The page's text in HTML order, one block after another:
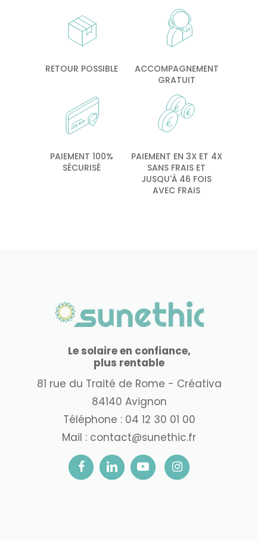
RETOUR POSSIBLE
ACCOMPAGNEMENT
GRATUIT
PAIEMENT 100%
SÉCURISÉ
PAIEMENT EN 3X ET 4X
SANS FRAIS ET
JUSQU'À 46 FOIS
AVEC FRAIS
Le solaire en confiance,
plus rentable
81 rue du Traité de Rome - Créativa
84140 Avignon
Téléphone : 04 12 30 01 00
Mail : contact@sunethic.fr